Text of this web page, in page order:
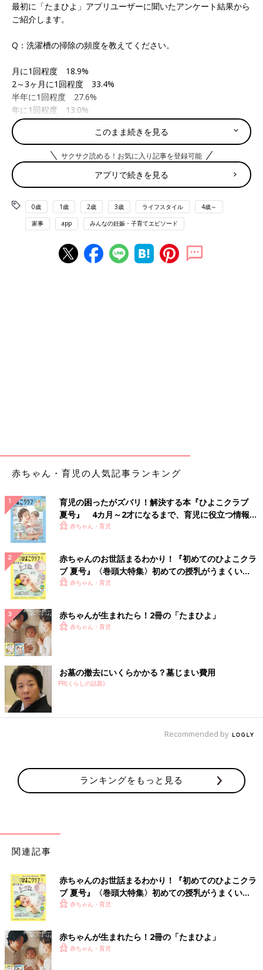
最初に「たまひよ」アプリユーザーに聞いたアンケート結果から
ご紹介します。
Q：洗濯槽の掃除の頻度を教えてください。
月に1回程度 18.9%
2～3ヶ月に1回程度 33.4%
半年に1回程度 27.6%
年に1回程度 13.0%
一度も洗ったことはない 5.6%
その他 1.5%
2～3ヶ月に1回程度の人が多いようですね。ちなみに、どんな洗
剤を使っているについても聞いてみたところ、ほとんどの人が洗
濯槽クリーナーか専用のクリーナーを使っているという結果に。
それ以外の声を中心に、頻度別に紹介します。
月に1回程度派
「液体漂白剤を入れて槽洗浄モードに」（なんこ）
け置きして、洗濯機を回してゴミを取る」（あや）
「重曹かオキシクリーン」（おけいはん）
「専用洗剤。1年に1回程度業者に頼む」（ミニピロロ）
年に1回程度派
「東芝の洗濯槽クリーナーを使うようになってから、年1回で十
分になった」（ねね）
「年に1回、洗濯槽洗剤を入れて掃除モードで回すのと、ドラム
一度も洗ったことはない派
「洗濯槽を掃除する機能の使い方が分からず、洗濯機を買い替え
たいと思ってます」（しろ）
「掃除の仕方を知らない」（えりたん）
「そろそろ洗わなきゃ…と思いながらでずっときていない」（は
「その他」にはもっと頻繁に洗っていたり、業者に頼んでいる人
もいました。
「今は子どもの分を洗濯する前に、その都度洗っている」（たま
「洗濯槽クリーナーで。年に1回は業者に分解洗浄を頼む」
（Ruri）
「ドラッグストアで洗濯槽クリーナーを買って、槽洗浄モードで
12時間かけてしっかり洗浄＆槽乾燥モードで水気をとばす」（ロ
イ）
このまま続きを見る
サクサク読める！お気に入り記事を登録可能
アプリで続きを見る
0歳 1歳 2歳 3歳 ライフスタイル 4歳～
家事 app みんなの妊娠・子育てエピソード
赤ちゃん・育児の人気記事ランキング
育児の困ったがズバリ！解決する本『ひよこクラブ
夏号』 4カ月～2才になるまで、育児に役立つ情報が
いっぱい！
赤ちゃん・育児
赤ちゃんのお世話まるわかり！『初めてのひよこクラ
ブ 夏号』〈巻頭大特集〉初めての授乳がうまくい
く！ おっぱい・ミルクの基本と夏のトラブル 解決テ
赤ちゃん・育児
赤ちゃんが生まれたら！2冊の「たまひよ」
赤ちゃん・育児
お墓の撤去にいくらかかる？墓じまい費用
PR(くらしの話題)
Recommended by
ランキングをもっと見る
関連記事
赤ちゃんのお世話まるわかり！『初めてのひよこクラ
ブ 夏号』〈巻頭大特集〉初めての授乳がうまくい
く！ おっぱい・ミルクの基本と夏のトラブル 解決テ
赤ちゃん・育児
赤ちゃんが生まれたら！2冊の「たまひよ」
赤ちゃん・育児